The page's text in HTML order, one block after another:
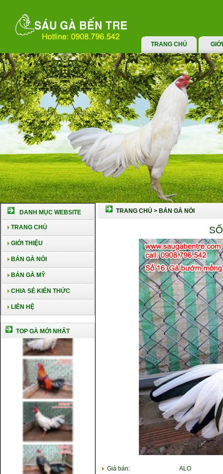
TRANG CHỦ
DANH MỤC WEBSITE
TRANG CHỦ
GIỚI THIỆU
BÁN GÀ NÒI
BÁN GÀ MỸ
CHIA SẺ KIẾN THỨC
LIÊN HỆ
TOP GÀ MỚI NHẤT
Cách nuôi gà chế độ đá c1
Cách nuôi gà đông tảo thuần
TRANG CHỦ > BÁN GÀ NÒI
Giá bán: ALO